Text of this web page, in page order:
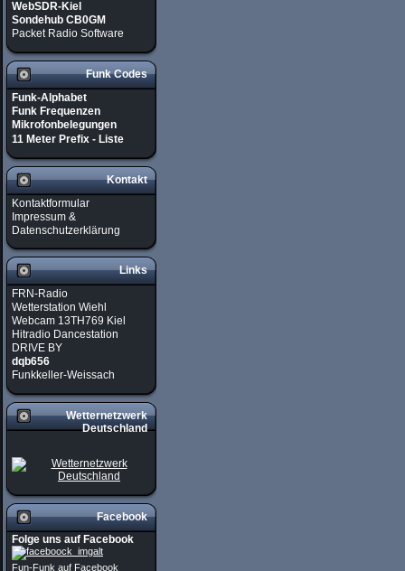
WebSDR-Kiel
Sondehub CB0GM
Packet Radio Software
Funk Codes
Funk-Alphabet
Funk Frequenzen
Mikrofonbelegungen
11 Meter Prefix - Liste
Kontakt
Kontaktformular
Impressum &
Datenschutzerklärung
Links
FRN-Radio
Wetterstation Wiehl
Webcam 13TH769 Kiel
Hitradio Dancestation
DRIVE BY
dqb656
Funkkeller-Weissach
Wetternetzwerk
Deutschland
Facebook
Folge uns auf Facebook
Fun-Funk auf Facebook